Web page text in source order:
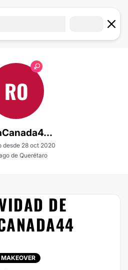
RO
desde 28 oct 2020
de Querétaro
DE